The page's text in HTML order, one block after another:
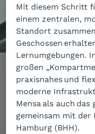
Mit diesem Schritt
einem zentralen,
Standort
Geschossen
Lernumgebungen.
großen
praxisnahes und
moderne
Mensa als auch
gemeinsam mit
Hamburg (BHH).